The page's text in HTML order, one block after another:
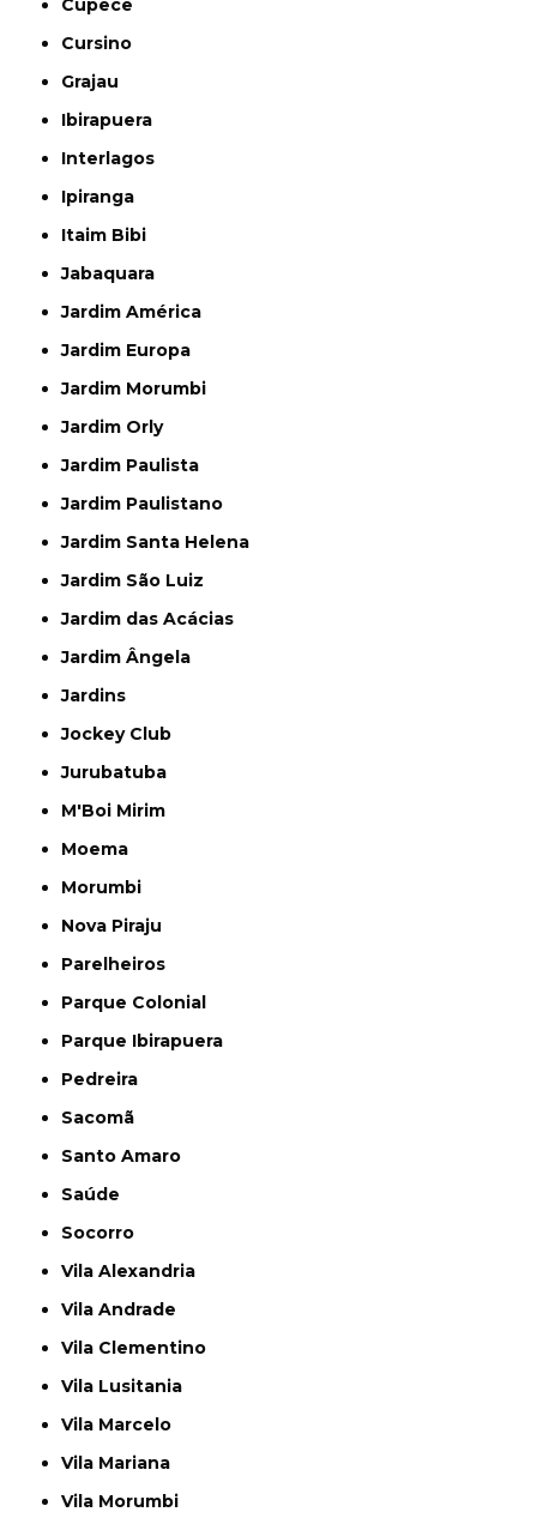
Cupecê
Cursino
Grajau
Ibirapuera
Interlagos
Ipiranga
Itaim Bibi
Jabaquara
Jardim América
Jardim Europa
Jardim Morumbi
Jardim Orly
Jardim Paulista
Jardim Paulistano
Jardim Santa Helena
Jardim São Luiz
Jardim das Acácias
Jardim Ângela
Jardins
Jockey Club
Jurubatuba
M'Boi Mirim
Moema
Morumbi
Nova Piraju
Parelheiros
Parque Colonial
Parque Ibirapuera
Pedreira
Sacomã
Santo Amaro
Saúde
Socorro
Vila Alexandria
Vila Andrade
Vila Clementino
Vila Lusitania
Vila Marcelo
Vila Mariana
Vila Morumbi